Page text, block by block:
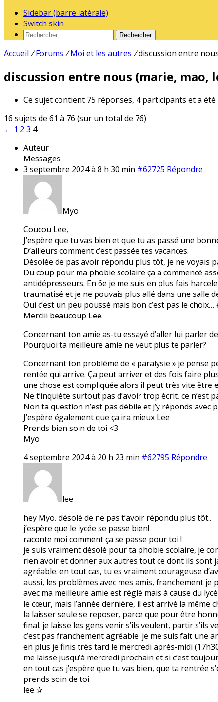
Sidebar (barre latérale)
Switch skin
Rechercher
Accueil / Forums / Moi et les autres /discussion entre
discussion entre nous (marie, mao,
Ce sujet contient 75 réponses, 4 participants et a
16 sujets de 61 à 76 (sur un total de 76)
← 1 2 3 4
Auteur
Messages
3 septembre 2024 à 8 h 30 min #62725 Répondre
Myo
Coucou Lee,
J’espère que tu vas bien et que tu as passé une
D’ailleurs comment c’est passée tes vacances.
Désolée de pas avoir répondu plus tôt, je ne voyais
Du coup pour ma phobie scolaire ça a commencé
antidépresseurs. En 6e je me suis en plus fais
traumatisé et je ne pouvais plus allé dans une salle
Oui c’est un peu poussé mais bon c’est pas le
Merciii beaucoup Lee.
Concernant ton amie as-tu essayé d’aller lui parler
Pourquoi ta meilleure amie ne veut plus te parler?
Concernant ton problème de « paralysie » je pense
rentée qui arrive. Ça peut arriver et des fois faire
une chose est compliquée alors il peut très vite être
Ne t’inquiète surtout pas d’avoir trop écrit, ce n’est
Non ta question n’est pas débile et j’y réponds avec
J’espère également que ça ira mieux Lee
Prends bien soin de toi <3
Myo
4 septembre 2024 à 20 h 23 min #62795 Répondre
lee
hey Myo, désolé de ne pas t’avoir répondu plus tôt..
j’espère que le lycée se passe bien!
raconte moi comment ça se passe pour toi !
je suis vraiment désolé pour ta phobie scolaire, je
rien avoir et donner aux autres tout ce dont ils sont
agréable. en tout cas, tu es vraiment courageuse
aussi, les problèmes avec mes amis, franchement
avec ma meilleure amie est réglé mais à cause du
le cœur, mais l’année dernière, il est arrivé la
la laisser seule se reposer, parce que pour être
final. je laisse les gens venir s’ils veulent, partir
c’est pas franchement agréable. je me suis fait une
en plus je finis très tard le mercredi après-midi
me laisse jusqu’à mercredi prochain et si c’est
en tout cas j’espère que tu vas bien, que ta rentrée
prends soin de toi
lee ✰